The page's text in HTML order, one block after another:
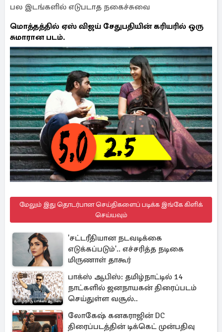
பல இடங்களில் எடுபடாத நகைச்சுவை
மொத்தத்தில் ஏஸ் விஜய் சேதுபதியின் கரியரில் ஒரு
சுமாரான படம்.
மேலும் இது தொடர்பான செய்திகளைப் படிக்க இங்கே கிளிக்
செய்யவும்
'சட்டரீதியான நடவடிக்கை
எடுக்கப்படும்'.. எச்சரித்த நடிகை
மிருணாள் தாகூர்
பாக்ஸ் ஆபிஸ்: தமிழ்நாட்டில் 14
நாட்களில் ஜனநாயகன் திரைப்படம்
செய்துள்ள வசூல்..
லோகேஷ் கனகராஜின் DC
திரைப்படத்தின் டிக்கெட் முன்பதிவு